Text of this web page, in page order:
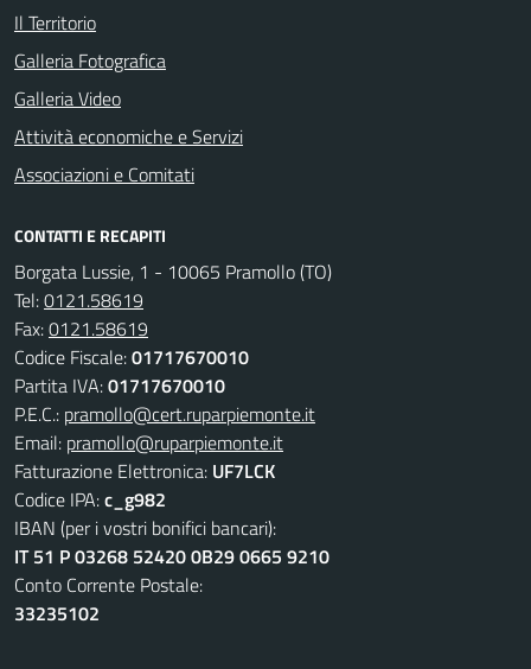
Il Territorio
Galleria Fotografica
Galleria Video
Attività economiche e Servizi
Associazioni e Comitati
CONTATTI E RECAPITI
Borgata Lussie, 1 - 10065 Pramollo (TO)
Tel:0121.58619
Fax:0121.58619
Codice Fiscale:01717670010
Partita IVA:01717670010
P.E.C.: pramollo@cert.ruparpiemonte.it
Email: pramollo@ruparpiemonte.it
Fatturazione Elettronica: UF7LCK
Codice IPA:c_g982
IBAN (per i vostri bonifici bancari):
IT 51 P 03268 52420 0B29 0665 9210
Conto Corrente Postale:
33235102